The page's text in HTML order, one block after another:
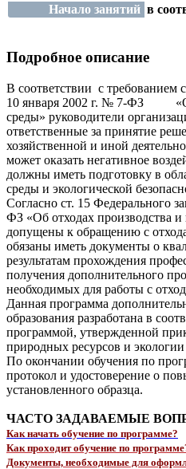
Начало занятий в
Подробное описание
В соответствии с требованием
10 января 2002 г. № 7-ФЗ
среды» руководители
ответственные за принятие
хозяйственной и иной
может оказать негативное
должны иметь подготовку в
среды и экологической
Согласно ст. 15 Федерального
ФЗ «Об отходах производства
допущены к обращению с
обязаны иметь документы о
результатам прохождения
получения дополнительного
необходимых для работы с
Данная программа
образования разработана в
программой, утвержденной
природных ресурсов и
По окончании обучения по
протокол и удостоверение о
установленного образца.
ЧАСТО ЗАДАВАЕМЫЕ
Как начать обучение по программе?
Как проходит обучение по
Документы, необходимые для